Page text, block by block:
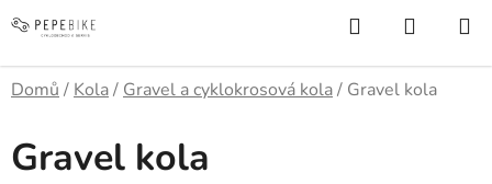
na
Hledat
KOŠÍK
Domů / Kola/ Gravel a cyklokrosová kola/ Gravel kola
Gravel kola